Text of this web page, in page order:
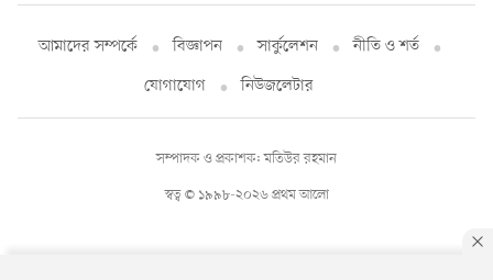
আমাদের সম্পর্কে বিজ্ঞাপন সার্কুলেশন
নীতি ও শর্ত
যোগাযোগ
নিউজলেটার
স্বত্ব © ১৯৯৮-২০২৬ প্রথম আলো
সম্পাদক ও প্রকাশক: মতিউর রহমান